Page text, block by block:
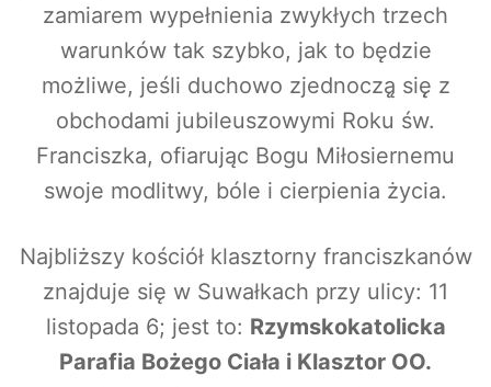
zamiarem wypełnienia zwykłych trzech
warunków tak szybko, jak to będzie
możliwe, jeśli duchowo zjednoczą̨ się̨ z
obchodami jubileuszowymi Roku św.
Franciszka, ofiarując Bogu Miłosiernemu
swoje modlitwy, bóle i cierpienia życia.
Najbliższy kościół klasztorny franciszkanów
znajduje się w Suwałkach przy ulicy: 11
listopada 6; jest to: Rzymskokatolicka
Parafia Bożego Ciała i Klasztor OO.